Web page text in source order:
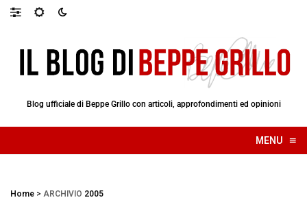
Blog ufficiale di Beppe Grillo con articoli, approfondimenti ed opinioni
MENU ≡
☰
Home > ARCHIVIO 2005